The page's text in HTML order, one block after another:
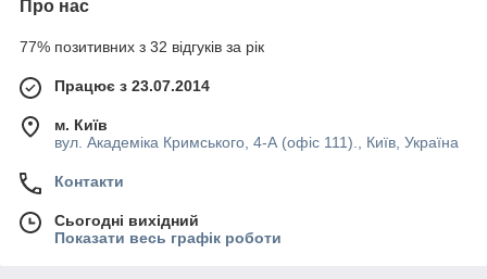
Про нас
77% позитивних з 32 відгуків за рік
Працює з 23.07.2014
м. Київ
вул. Академіка Кримського, 4-А (офіс 111)., Київ, Україна
Контакти
Сьогодні вихідний
Показати весь графік роботи